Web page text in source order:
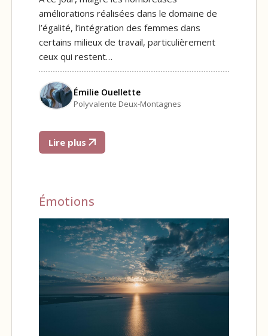
améliorations réalisées dans le domaine de
l’égalité, l’intégration des femmes dans
certains milieux de travail, particulièrement
ceux qui restent…
Émilie Ouellette
Polyvalente Deux-Montagnes
Lire plus
Émotions